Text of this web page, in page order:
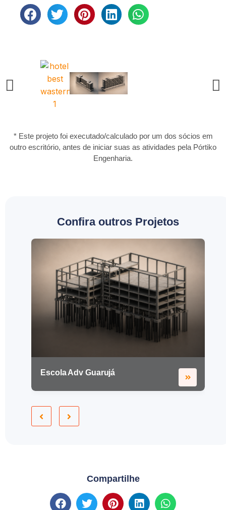
* Este projeto foi executado/calculado por um dos sócios em
outro escritório, antes de iniciar suas as atividades pela Pórtiko
Engenharia.
Confira outros Projetos
Escola Adv Guarujá
Compartilhe